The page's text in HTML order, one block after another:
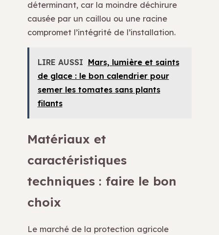
déterminant, car la moindre déchirure
causée par un caillou ou une racine
compromet l’intégrité de l’installation.
LIRE AUSSI Mars, lumière et saints
de glace : le bon calendrier pour
semer les tomates sans plants
filants
Matériaux et
caractéristiques
techniques : faire le bon
choix
Le marché de la protection agricole